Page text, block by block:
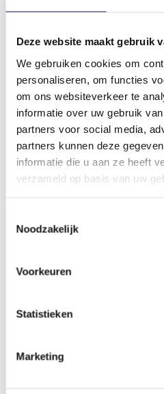
Deze website maakt gebruik
We gebruiken cookies om
personaliseren, om functies
om ons websiteverkeer te
informatie over uw gebruik
partners voor social media,
partners kunnen deze
informatie die u aan ze heeft
verzameld op basis van uw
Noodzakelijk
Voorkeuren
Statistieken
Marketing
Financiën
Sociaal veilig
Strategie en beleid
Maatschappelijk